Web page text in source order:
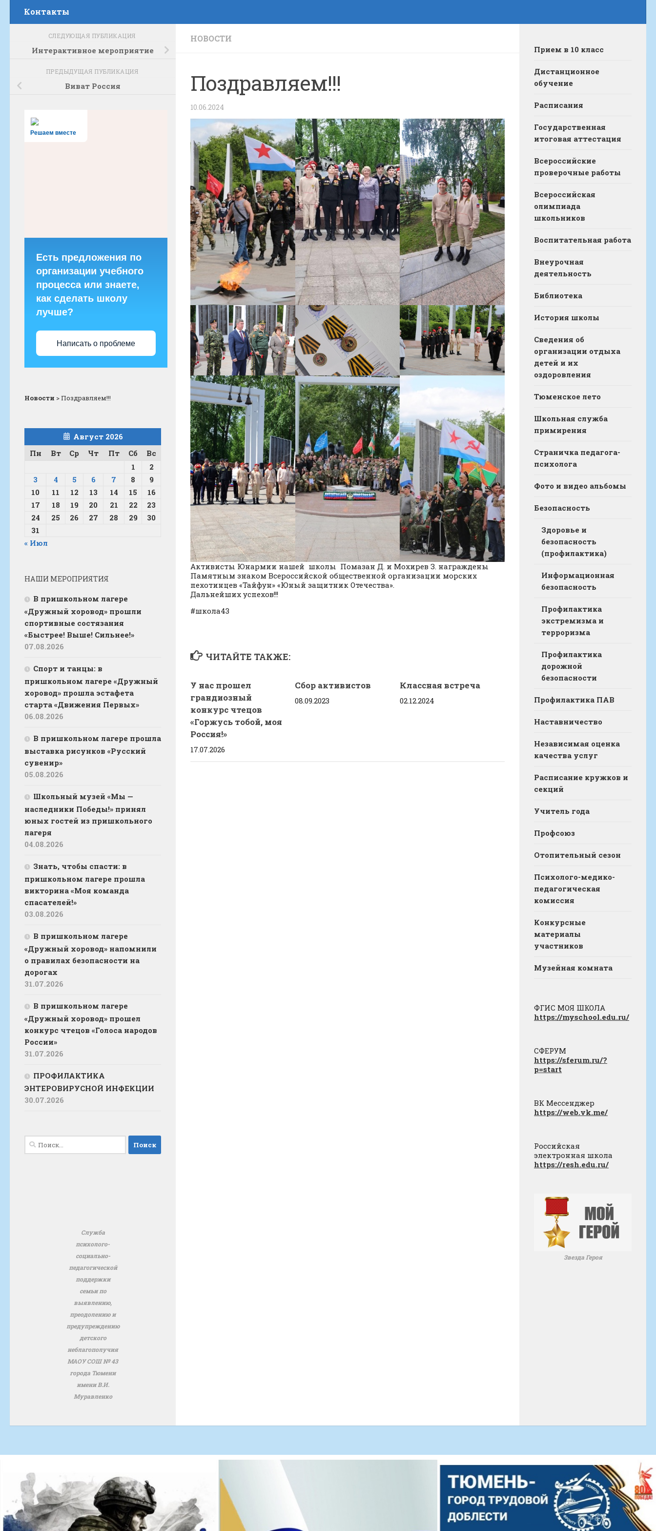
Контакты
НОВОСТИ
Поздравляем!!!
10.06.2024
Активисты Юнармии нашей школы Помазан Д. и Мохирев З. награждены
Памятным знаком Всероссийской общественной организации морских
пехотинцев «Тайфун» «Юный защитник Отечества».
Дальнейших успехов!!!
#школа43
ЧИТАЙТЕ ТАКЖЕ:
У нас прошел
грандиозный
конкурс чтецов
«Горжусь тобой, моя
Россия!»
17.07.2026
Сбор активистов
08.09.2023
Классная встреча
02.12.2024
СЛЕДУЮЩАЯ ПУБЛИКАЦИЯ
Интерактивное мероприятие
ПРЕДЫДУЩАЯ ПУБЛИКАЦИЯ
Виват Россия
Решаем вместе
Есть предложения по
организации учебного
процесса или знаете,
как сделать школу
лучше?
Написать о проблеме
Новости >Поздравляем!!!
Август 2026
Пн
Вт Ср Чт Пт Сб
Вс
1
2
3
4 5 6 7 8
9
10
11 12 13 14 15
16
17
18 19 20 21 22
23
24
25 26 27 28 29
30
31
« Июл
НАШИ МЕРОПРИЯТИЯ
В пришкольном лагере
«Дружный хоровод» прошли
спортивные состязания
«Быстрее! Выше! Сильнее!»
07.08.2026
Спорт и танцы: в
пришкольном лагере «Дружный
хоровод» прошла эстафета
старта «Движения Первых»
06.08.2026
В пришкольном лагере прошла
выставка рисунков «Русский
сувенир»
05.08.2026
Школьный музей «Мы —
наследники Победы!» принял
юных гостей из пришкольного
лагеря
04.08.2026
Знать, чтобы спасти: в
пришкольном лагере прошла
викторина «Моя команда
спасателей!»
03.08.2026
В пришкольном лагере
«Дружный хоровод» напомнили
о правилах безопасности на
дорогах
31.07.2026
В пришкольном лагере
«Дружный хоровод» прошел
конкурс чтецов «Голоса народов
России»
31.07.2026
ПРОФИЛАКТИКА
ЭНТЕРОВИРУСНОЙ ИНФЕКЦИИ
30.07.2026
Найти:
Служба
психолого-
социально-
педагогической
поддержки
семьи по
выявлению,
преодолению и
предупреждению
детского
неблагополучия
МАОУ СОШ № 43
города Тюмени
имени В.И.
Муравленко
Прием в 10 класс
Дистанционное
обучение
Расписания
Государственная
итоговая аттестация
Всероссийские
проверочные работы
Всероссийская
олимпиада
школьников
Воспитательная работа
Внеурочная
деятельность
Библиотека
История школы
Сведения об
организации отдыха
детей и их
оздоровления
Тюменское лето
Школьная служба
примирения
Страничка педагога-
психолога
Фото и видео альбомы
Безопасность
Здоровье и
безопасность
(профилактика)
Информационная
безопасность
Профилактика
экстремизма и
терроризма
Профилактика
дорожной
безопасности
Профилактика ПАВ
Наставничество
Независимая оценка
качества услуг
Расписание кружков и
секций
Учитель года
Профсоюз
Отопительный сезон
Психолого-медико-
педагогическая
комиссия
Конкурсные
материалы
участников
Музейная комната
ФГИС МОЯ ШКОЛА
https://myschool.edu.ru/
СФЕРУМ
https://sferum.ru/?
p=start
ВК Мессенджер
https://web.vk.me/
Российская
электронная школа
https://resh.edu.ru/
Звезда Героя